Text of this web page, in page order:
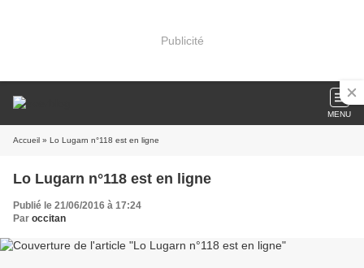
Publicité
MENU
Accueil » Lo Lugarn n°118 est en ligne
Lo Lugarn n°118 est en ligne
Publié le 21/06/2016 à 17:24
Par occitan